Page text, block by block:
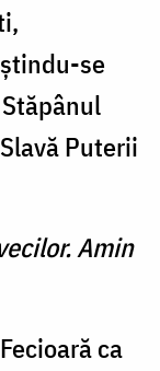
se
Puterii
Amin
ca